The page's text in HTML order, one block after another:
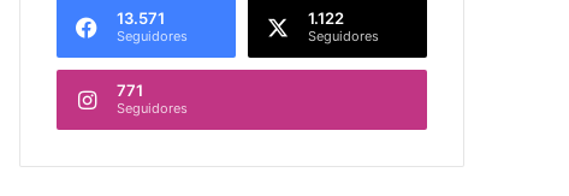
13.571
Seguidores
1.122
Seguidores
771
Seguidores